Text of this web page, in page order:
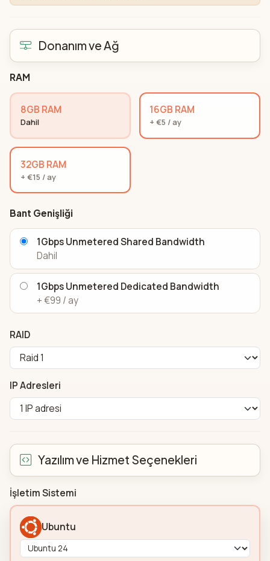
Donanım ve Ağ
RAM
8GB RAM
Dahil
16GB RAM
+ €5 / ay
32GB RAM
+ €15 / ay
Bant Genişliği
1Gbps Unmetered Shared Bandwidth
Dahil
1Gbps Unmetered Dedicated Bandwidth
+ €99 / ay
RAID
IP Adresleri
Yazılım ve Hizmet Seçenekleri
İşletim Sistemi
Ubuntu